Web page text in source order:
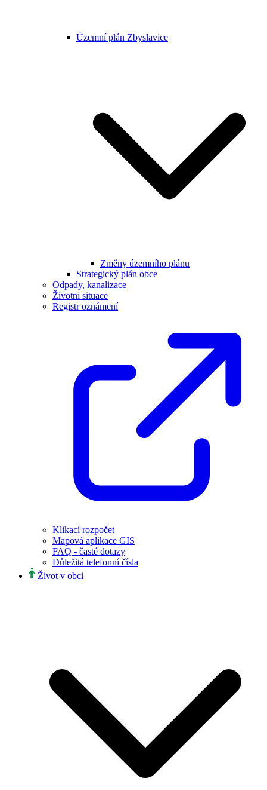
Územní plán Zbyslavice
Změny územního plánu
Strategický plán obce
Odpady, kanalizace
Životní situace
Registr oznámení
Klikací rozpočet
Mapová aplikace GIS
FAQ - časté dotazy
Důležitá telefonní čísla
Život v obci